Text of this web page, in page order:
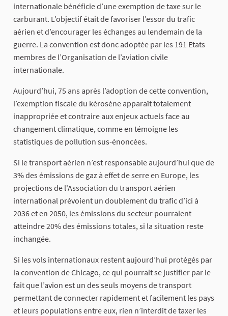
internationale bénéficie d’une exemption de taxe sur le
carburant. L’objectif était de favoriser l’essor du trafic
aérien et d’encourager les échanges au lendemain de la
guerre. La convention est donc adoptée par les 191 Etats
membres de l’Organisation de l’aviation civile
internationale.
Aujourd’hui, 75 ans après l’adoption de cette convention,
l’exemption fiscale du kérosène apparaît totalement
inappropriée et contraire aux enjeux actuels face au
changement climatique, comme en témoigne les
statistiques de pollution sus-énoncées.
Si le transport aérien n’est responsable aujourd’hui que de
3% des émissions de gaz à effet de serre en Europe, les
projections de l'Association du transport aérien
international prévoient un doublement du trafic d’ici à
2036 et en 2050, les émissions du secteur pourraient
atteindre 20% des émissions totales, si la situation reste
inchangée.
Si les vols internationaux restent aujourd’hui protégés par
la convention de Chicago, ce qui pourrait se justifier par le
fait que l’avion est un des seuls moyens de transport
permettant de connecter rapidement et facilement les pays
et leurs populations entre eux, rien n’interdit de taxer les